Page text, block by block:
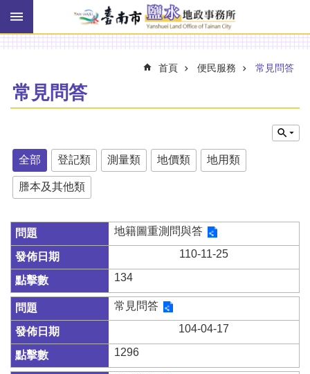
跳到主要內容區塊
搜
進
階
快
報
機
簡
介
線
上
申
辦
與
查
詢
首頁 便民服務 常見問答
常見問答
全部 登記類 測量類 地價類 地用類
謄本及其他類
地籍圖重測問與答
110-11-25
134
常見問答
104-04-17
1296